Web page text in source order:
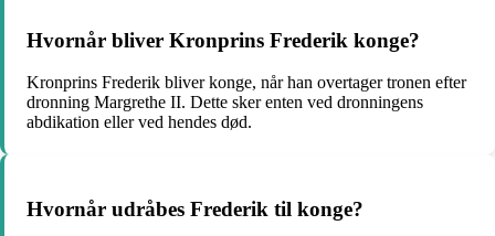
Hvornår bliver Kronprins Frederik konge?
Kronprins Frederik bliver konge, når han overtager tronen efter
dronning Margrethe II. Dette sker enten ved dronningens
abdikation eller ved hendes død.
Hvornår udråbes Frederik til konge?